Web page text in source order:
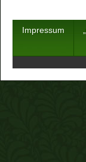
Impressum